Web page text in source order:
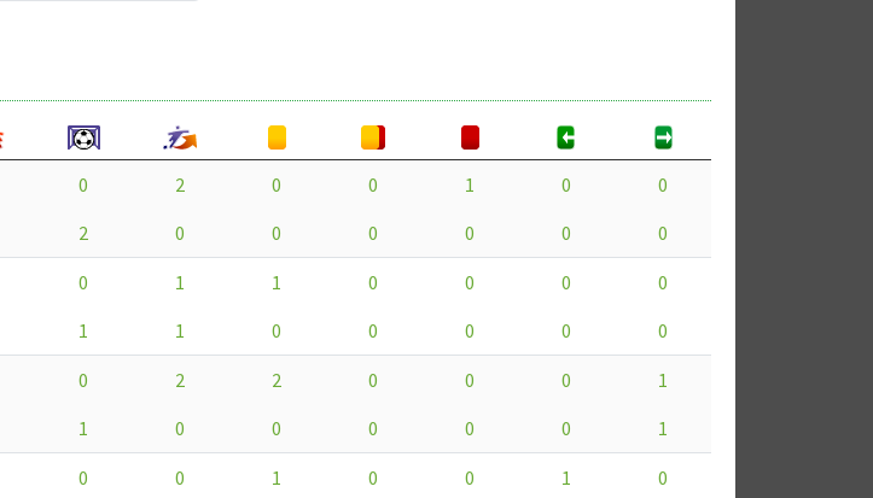
0 2 0 0 1 0
0
2 0 0 0 0 0 0
0 1 1 0 0 0
0
1 1 0 0 0 0 0
0 2 2 0 0 0
1
1 0 0 0 0 0 1
0 0 1 0 0 1 0